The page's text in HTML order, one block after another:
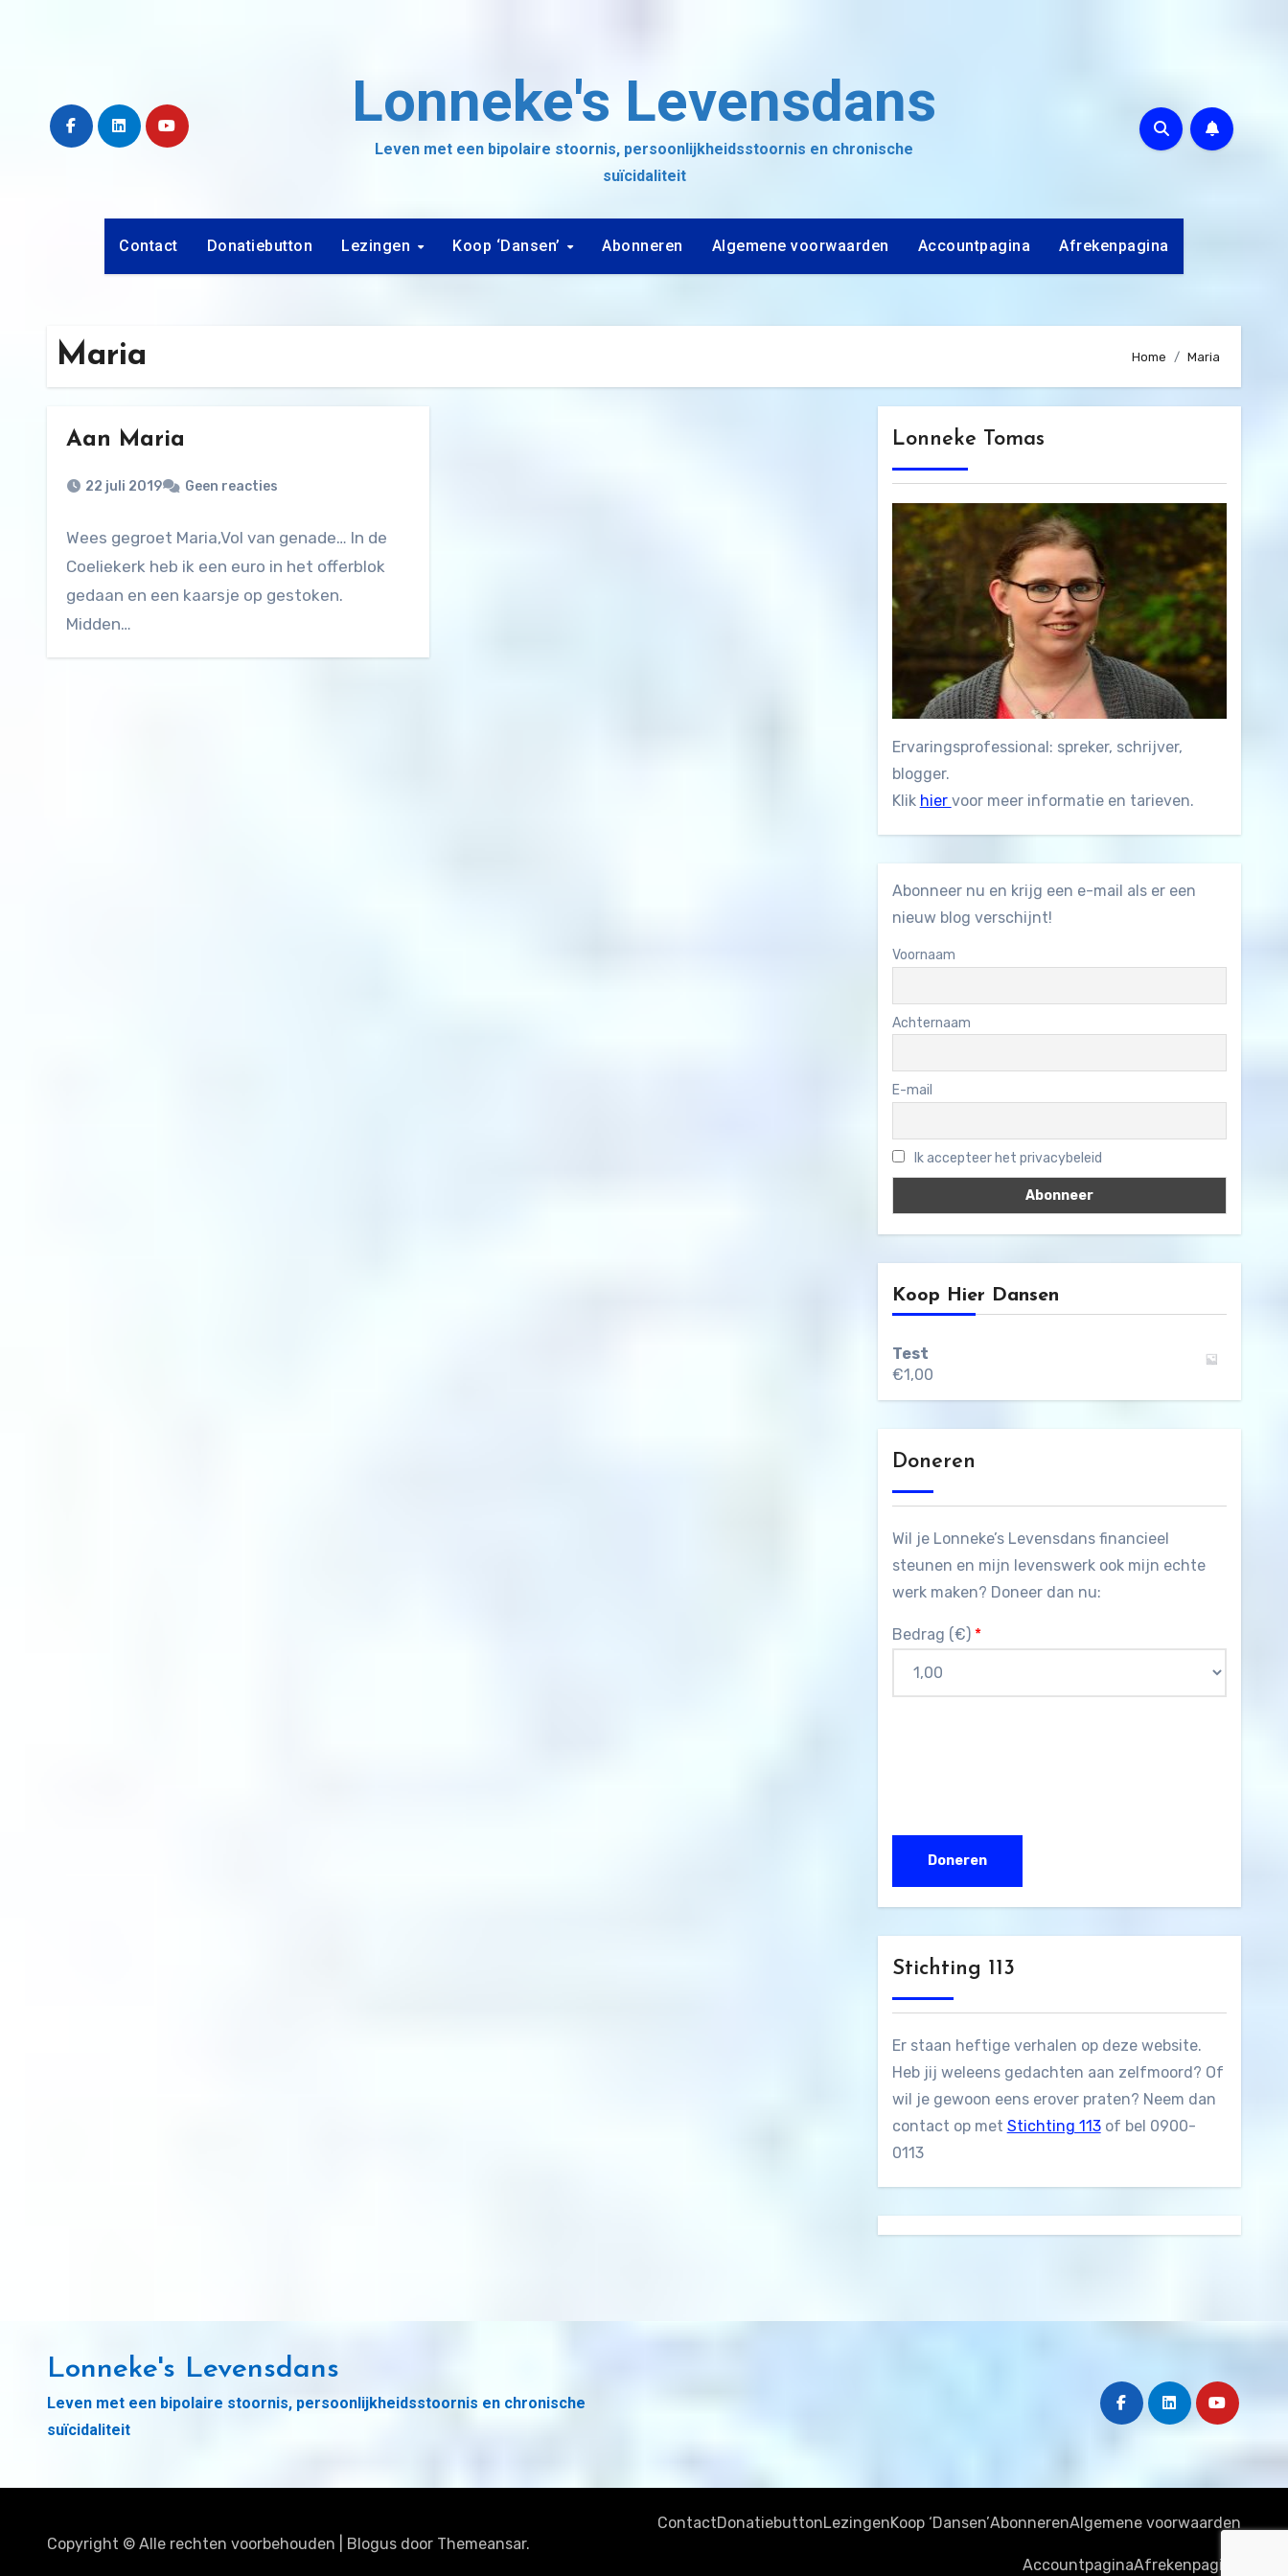
Lonneke's Levensdans
Leven met een bipolaire stoornis, persoonlijkheidsstoornis en chronische
suïcidaliteit
Contact Donatiebutton Lezingen Koop ‘Dansen’ Abonneren Algemene voorwaarden Accountpagina Afrekenpagina
Maria Home Maria
Aan Maria
22 juli 2019 Geen reacties
Wees gegroet Maria,Vol van genade… In de
Coeliekerk heb ik een euro in het offerblok
gedaan en een kaarsje op gestoken.
Midden…
Lonneke Tomas
Ervaringsprofessional: spreker, schrijver,
blogger.
Klik hier voor meer informatie en tarieven.
Abonneer nu en krijg een e-mail als er een
nieuw blog verschijnt!
Voornaam
Achternaam
E-mail
Ik accepteer het privacybeleid
Koop Hier Dansen
Test
€1,00
Doneren
Wil je Lonneke’s Levensdans financieel
steunen en mijn levenswerk ook mijn echte
werk maken? Doneer dan nu:
Bedrag (€) *
Stichting 113
Er staan heftige verhalen op deze website.
Heb jij weleens gedachten aan zelfmoord? Of
wil je gewoon eens erover praten? Neem dan
contact op met Stichting 113of bel 0900-
0113
Lonneke's Levensdans
Leven met een bipolaire stoornis, persoonlijkheidsstoornis en chronische
suïcidaliteit
Copyright © Alle rechten voorbehouden Blogus door Themeansar.
ContactDonatiebuttonLezingenKoop ‘Dansen’AbonnerenAlgemene voorwaarden
AccountpaginaAfrekenpagina